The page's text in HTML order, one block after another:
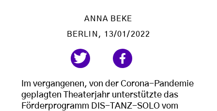
ANNA BEKE
BERLIN , 13/01/2022
Im vergangenen, von der Corona-Pandemie
geplagten Theaterjahr unterstützte das
Förderprogramm DIS-TANZ-SOLO vom